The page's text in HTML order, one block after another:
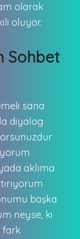
olarak
oluyor.
Sohbet
sana
diyalog
aklıma
başka
neyse, ki
fark